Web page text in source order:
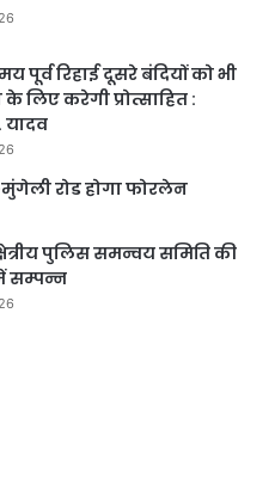
पूर्व रिहाई दूसरे बंदियों को भी
लिए करेगी प्रोत्साहित :
यादव
रोड होगा फोरलेन
पुलिस समन्वय समिति की
सम्पन्न